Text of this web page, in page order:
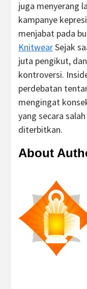
juga menyerang
kampanye
menjabat pada
KnitwearSejak
juta pengikut,
kontroversi.
perdebatan
mengingat
yang secara
diterbitkan.
About